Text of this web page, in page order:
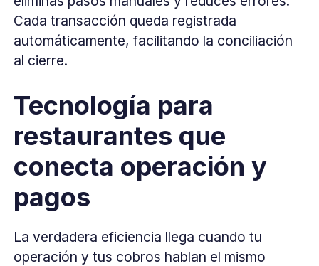
Cada transacción queda registrada
automáticamente, facilitando la conciliación
al cierre.
Tecnología para
restaurantes que
conecta operación y
pagos
La verdadera eficiencia llega cuando tu
operación y tus cobros hablan el mismo